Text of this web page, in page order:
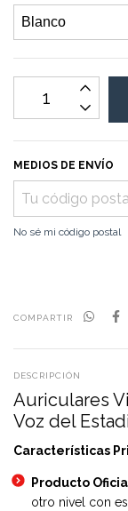
MEDIOS DE ENVÍO
No sé mi código postal
COMPARTIR
DESCRIPCIÓN
Auriculares
Voz del
Características
Producto
otro nivel con